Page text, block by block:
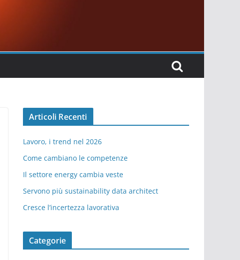
Articoli Recenti
Lavoro, i trend nel 2026
Come cambiano le competenze
Il settore energy cambia veste
Servono più sustainability data architect
Cresce l’incertezza lavorativa
Categorie